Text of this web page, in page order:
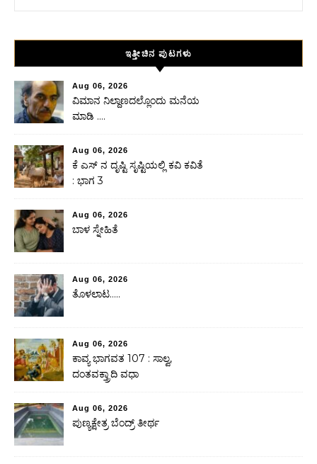
ಇತ್ತೀಚಿನ ಪುಟಗಳು
Aug 06, 2026
ವಿಮಾನ ನಿಲ್ದಾಣದಲ್ಲೊಂದು ಮನೆಯ
ಮಾಡಿ ….
Aug 06, 2026
ಕೆ ಎಸ್ ನ ದೃಷ್ಟಿ ಸೃಷ್ಟಿಯಲ್ಲಿ ಕವಿ ಕವಿತೆ
: ಭಾಗ 3
Aug 06, 2026
ಬಾಳ ಸ್ನೇಹಿತೆ
Aug 06, 2026
ತೊಳಲಾಟ…..
Aug 06, 2026
ಕಾವ್ಯ ಭಾಗವತ 107 : ಸಾಲ್ವ,
ದಂತವಕ್ತ್ರಾದಿ ವಧಾ
Aug 06, 2026
ಪುಣ್ಯಕ್ಷೇತ್ರ ಬೆಂದ್ರ್ ತೀರ್ಥ